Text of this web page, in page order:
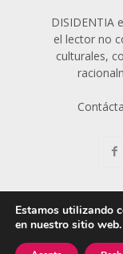
DISIDENTIA
el lector no
culturales,
Estamos utilizando
en nuestro sitio web.